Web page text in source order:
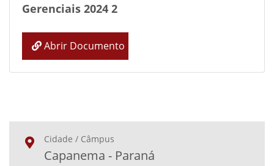
Gerenciais 2024 2
Abrir Documento
Cidade / Câmpus
Capanema - Paraná